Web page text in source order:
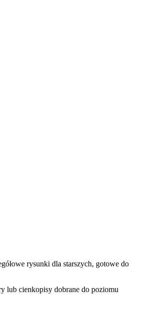
rysunki dla starszych, gotowe do
lub cienkopisy dobrane do poziomu